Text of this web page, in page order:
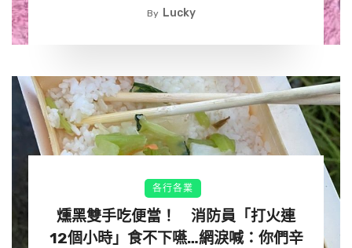
（圖片來源：
▼有許多曾經受到幫助過的學生都會回來探望老闆，也有當
上醫生的人表示：「以後找我看診都免費」，讓井上聽了很
開心，客氣表示不用這麼感謝他啦。不過由於已經年屆70歲
的他，因為身體狀況的關係，因此決定將在10月底時將這間
店收起來，井上無奈的表示他仍然很想盡力將店經營下去，
但是由於年紀身體的關係，也因為沒有繼承接管的緣故，所
以只能決定關閉這間店。
By Lucky
各行各業
燻黑雙手吃便當！ 消防員「打火連
12個小時」食不下嚥…網淚喊：你們辛